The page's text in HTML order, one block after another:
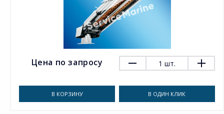
Цена по запросу 1 шт.
В КОРЗИНУ В ОДИН КЛИК